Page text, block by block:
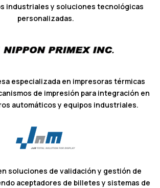
industriales y soluciones tecnológicas
personalizadas.
especializada en impresoras térmicas
de impresión para integración en
automáticos y equipos industriales.
soluciones de validación y gestión de
aceptadores de billetes y sistemas de